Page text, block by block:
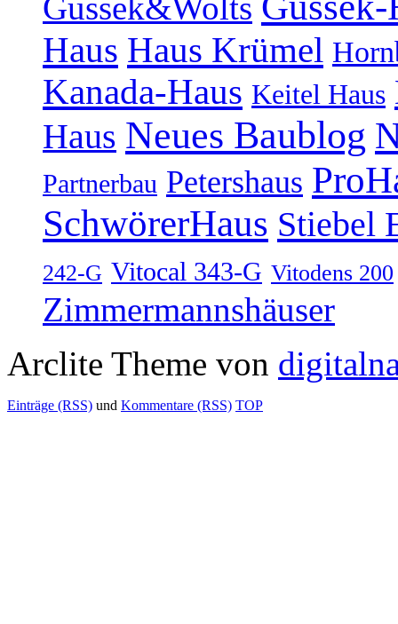
Gussek&Wolts
Haus Haus Krümel
Kanada-Haus Keitel Haus
Haus Neues Baublog
Partnerbau Petershaus
SchwörerHaus Stiebel
242-G Vitocal 343-G Vitodens 200
Zimmermannshäuser
Arclite Theme von
Einträge (RSS) und Kommentare (RSS) TOP